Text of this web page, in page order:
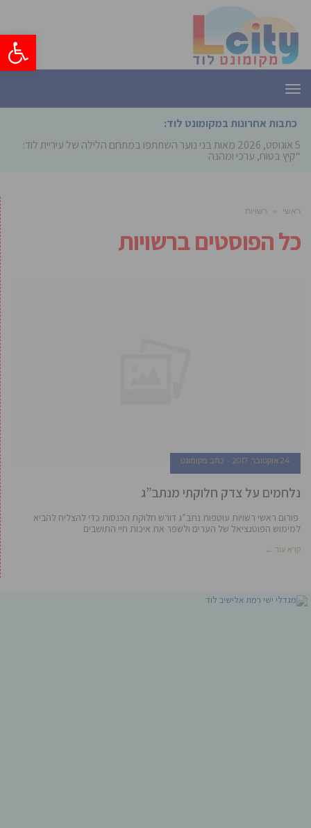
פתח
תפריט
כתבות אחרונות במקומונט לוד:
5 אוגוסט, 2026
מאות בני נוער השתתפו במתחם הלילה של עיריית לוד:
“קיץ בטוח, ערכי ומהנה”
ראשי » רשויות
כל הפוסטים ברשויות
24 אוקטובר, 2017 כתב מקומונט
נלחמים על צדק חלוקתי מנתב”ג
פורום ראשי רשויות עוטפות נתב”ג דורש חלוקת הכנסות כדי להצליח להביא
למימוש הפוטנציאל של הערים ולשפר את איכות חיי התושבים
קרא עוד ←